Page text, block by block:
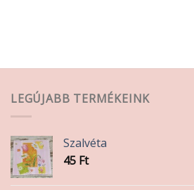
LEGÚJABB TERMÉKEINK
Szalvéta
45 Ft